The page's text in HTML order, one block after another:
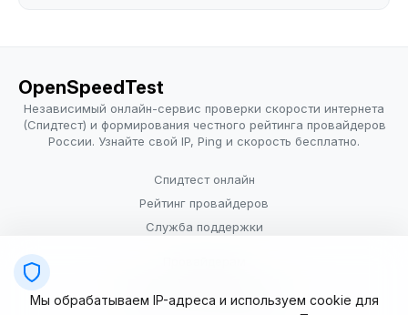
OpenSpeedTest
Независимый онлайн-сервис проверки скорости интернета
(Спидтест) и формирования честного рейтинга провайдеров
России. Узнайте свой IP, Ping и скорость бесплатно.
Спидтест онлайн
Рейтинг провайдеров
Служба поддержки
Условия использования
Мы обрабатываем IP-адреса и используем cookie для